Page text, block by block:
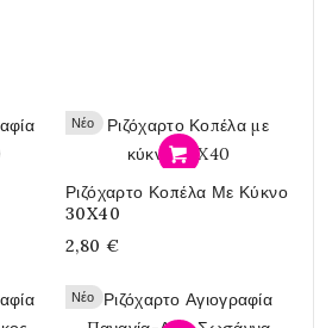
Νέο
Ριζόχαρτο Κοπέλα Με Κύκνο
30X40
2,80 €
Νέο